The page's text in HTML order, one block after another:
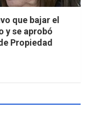
que bajar el
y se aprobó
Propiedad